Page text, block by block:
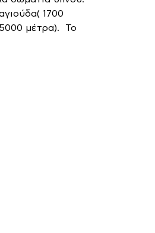
1700
μέτρα).  Το